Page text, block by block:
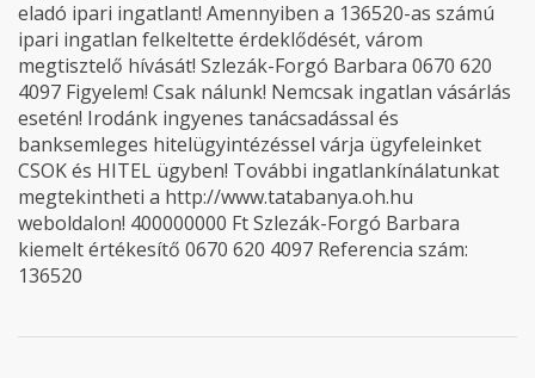
eladó ipari ingatlant! Amennyiben a 136520-as számú
ipari ingatlan felkeltette érdeklődését, várom
megtisztelő hívását! Szlezák-Forgó Barbara 0670 620
4097 Figyelem! Csak nálunk! Nemcsak ingatlan vásárlás
esetén! Irodánk ingyenes tanácsadással és
banksemleges hitelügyintézéssel várja ügyfeleinket
CSOK és HITEL ügyben! További ingatlankínálatunkat
megtekintheti a http://www.tatabanya.oh.hu
weboldalon! 400000000 Ft Szlezák-Forgó Barbara
kiemelt értékesítő 0670 620 4097 Referencia szám:
136520